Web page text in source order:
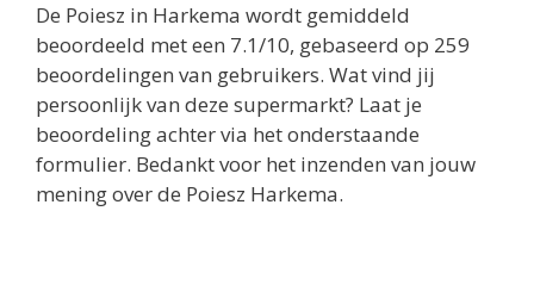
De Poiesz in Harkema wordt gemiddeld
beoordeeld met een 7.1/10, gebaseerd op 259
beoordelingen van gebruikers. Wat vind jij
persoonlijk van deze supermarkt? Laat je
beoordeling achter via het onderstaande
formulier. Bedankt voor het inzenden van jouw
mening over de Poiesz Harkema.